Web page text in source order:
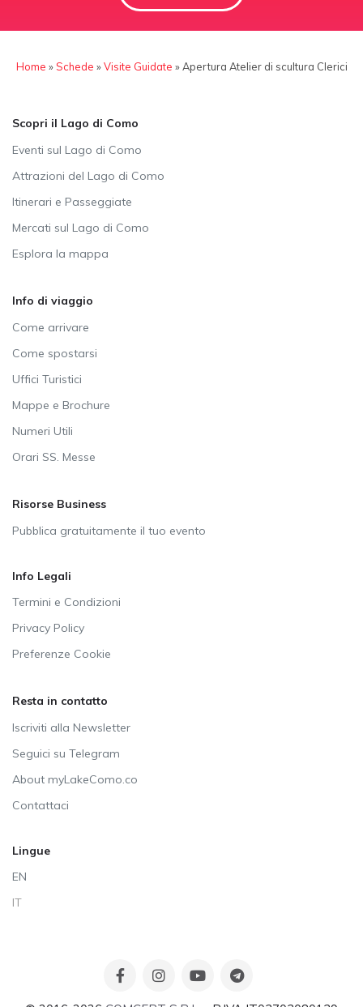
Home »Schede »Visite Guidate »Apertura Atelier di scultura Clerici
Scopri il Lago di Como
Eventi sul Lago di Como
Attrazioni del Lago di Como
Itinerari e Passeggiate
Mercati sul Lago di Como
Esplora la mappa
Info di viaggio
Come arrivare
Come spostarsi
Uffici Turistici
Mappe e Brochure
Numeri Utili
Orari SS. Messe
Risorse Business
Pubblica gratuitamente il tuo evento
Info Legali
Termini e Condizioni
Privacy Policy
Preferenze Cookie
Resta in contatto
Iscriviti alla Newsletter
Seguici su Telegram
About myLakeComo.co
Contattaci
Lingue
EN
IT